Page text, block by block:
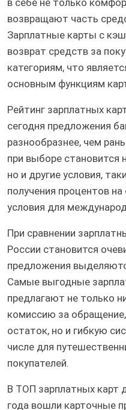
в себе не только
возвращают часть
Зарплатные карты с
возврат средств за
категориям, что
основным функциям
Рейтинг зарплатных
сегодня предложения
разнообразнее, чем
при выборе становится
но и другие условия,
получения процентов
условия для
При сравнении
России становится
предложения
Самые выгодные
предлагают не только
комиссию за
остаток, но и гибкую
числе для
покупателей.
В ТОП зарплатных карт
года вошли карточные